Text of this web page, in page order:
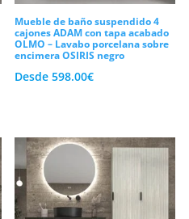
Mueble de baño suspendido 4
cajones ADAM con tapa acabado
OLMO – Lavabo porcelana sobre
encimera OSIRIS negro
Desde598.00€